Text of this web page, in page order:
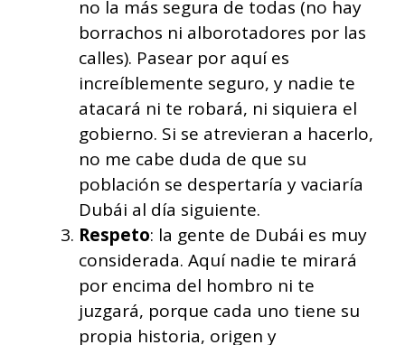
no la más segura de todas (no hay
borrachos ni alborotadores por las
calles). Pasear por aquí es
increíblemente seguro, y nadie te
atacará ni te robará, ni siquiera el
gobierno. Si se atrevieran a hacerlo,
no me cabe duda de que su
población se despertaría y vaciaría
Dubái al día siguiente.
Respeto: la gente de Dubái es muy
considerada. Aquí nadie te mirará
por encima del hombro ni te
juzgará, porque cada uno tiene su
propia historia, origen y